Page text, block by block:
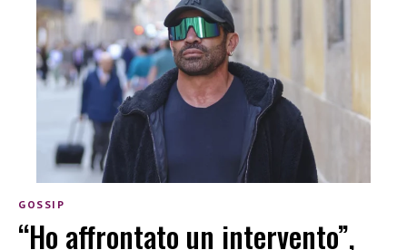
GOSSIP
“Ho affrontato un intervento”,